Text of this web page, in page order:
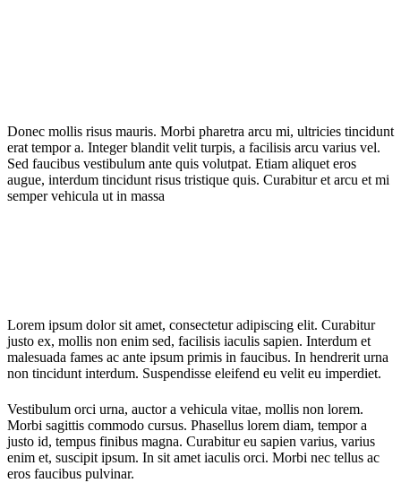
Donec mollis risus mauris. Morbi pharetra arcu mi, ultricies tincidunt
erat tempor a. Integer blandit velit turpis, a facilisis arcu varius vel.
Sed faucibus vestibulum ante quis volutpat. Etiam aliquet eros
augue, interdum tincidunt risus tristique quis. Curabitur et arcu et mi
semper vehicula ut in massa
Lorem ipsum dolor sit amet, consectetur adipiscing elit. Curabitur
justo ex, mollis non enim sed, facilisis iaculis sapien. Interdum et
malesuada fames ac ante ipsum primis in faucibus. In hendrerit urna
non tincidunt interdum. Suspendisse eleifend eu velit eu imperdiet.
Vestibulum orci urna, auctor a vehicula vitae, mollis non lorem.
Morbi sagittis commodo cursus. Phasellus lorem diam, tempor a
justo id, tempus finibus magna. Curabitur eu sapien varius, varius
enim et, suscipit ipsum. In sit amet iaculis orci. Morbi nec tellus ac
eros faucibus pulvinar.